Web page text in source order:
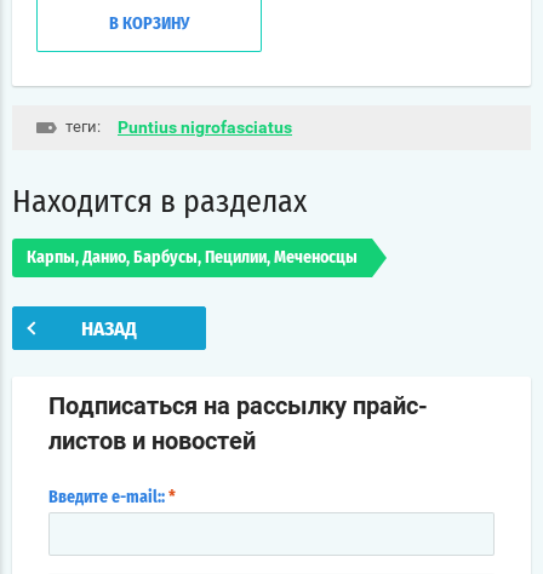
В КОРЗИНУ
теги: Puntius nigrofasciatus
Находится в разделах
Карпы, Данио, Барбусы, Пецилии, Меченосцы
НАЗАД
Подписаться на рассылку прайс-
листов и новостей
Введите e-mail:: *